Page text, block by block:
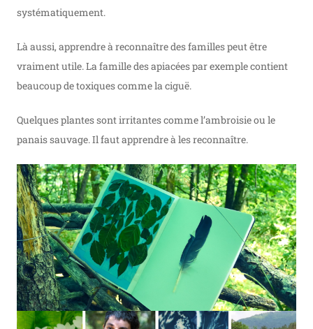
systématiquement.
Là aussi, apprendre à reconnaître des familles peut être
vraiment utile. La famille des apiacées par exemple contient
beaucoup de toxiques comme la ciguë.
Quelques plantes sont irritantes comme l’ambroisie ou le
panais sauvage. Il faut apprendre à les reconnaître.